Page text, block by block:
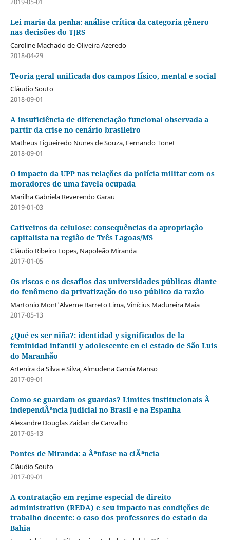
Lei maria da penha: análise crítica da categoria gênero
nas decisões do TJRS
Caroline Machado de Oliveira Azeredo
2018-04-29
Teoria geral unificada dos campos físico, mental e social
Cláudio Souto
2018-09-01
A insuficiência de diferenciação funcional observada a
partir da crise no cenário brasileiro
Matheus Figueiredo Nunes de Souza, Fernando Tonet
2018-09-01
O impacto da UPP nas relações da polícia militar com os
moradores de uma favela ocupada
Marilha Gabriela Reverendo Garau
2019-01-03
Cativeiros da celulose: consequências da apropriação
capitalista na região de Três Lagoas/MS
Cláudio Ribeiro Lopes, Napoleão Miranda
2017-01-05
Os riscos e os desafios das universidades públicas diante
do fenômeno da privatização do uso público da razão
Martonio Mont'Alverne Barreto Lima, Vinícius Madureira Maia
2017-05-13
¿Qué es ser niña?: identidad y significados de la
feminidad infantil y adolescente en el estado de São Luis
do Maranhão
Artenira da Silva e Silva, Almudena García Manso
2017-09-01
Como se guardam os guardas? Limites institucionais Ã
independÃªncia judicial no Brasil e na Espanha
Alexandre Douglas Zaidan de Carvalho
2017-05-13
Pontes de Miranda: a Ãªnfase na ciÃªncia
Cláudio Souto
2017-09-01
A contratação em regime especial de direito
administrativo (REDA) e seu impacto nas condições de
trabalho docente: o caso dos professores do estado da
Bahia